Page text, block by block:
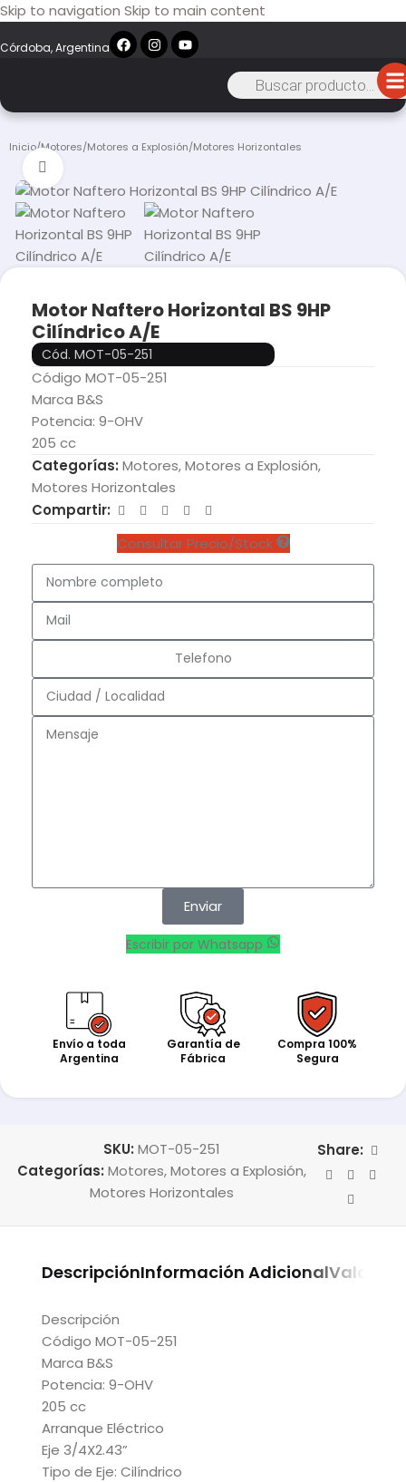
Skip to navigation Skip to main content
Córdoba, Argentina
Inicio/Motores/Motores a Explosión/Motores Horizontales
Motor Naftero Horizontal BS 9HP
Cilíndrico A/E
Cód. MOT-05-251
Código MOT-05-251
Marca B&S
Potencia: 9-OHV
205 cc
Categorías: Motores,Motores a Explosión,
Motores Horizontales
Compartir:
Consultar Precio/Stock
Enviar
Escribir por Whatsapp
Envío a toda
Argentina
Garantía de
Fábrica
Compra 100%
Segura
SKU: MOT-05-251
Categorías: Motores, Motores a Explosión,
Motores Horizontales
Share:
DescripciónInformación Adicional
Descripción
Código MOT-05-251
Marca B&S
Potencia: 9-OHV
205 cc
Arranque Eléctrico
Eje 3/4X2.43”
Tipo de Eje: Cilíndrico